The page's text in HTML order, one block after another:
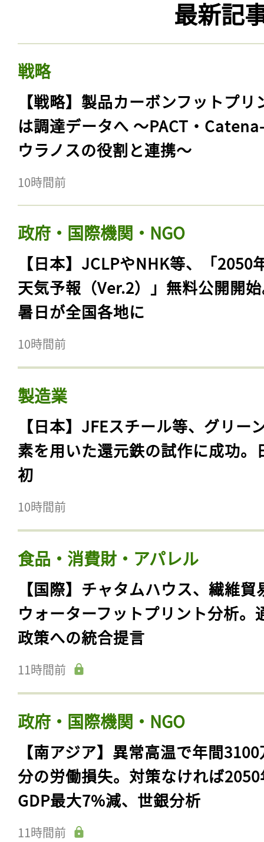
最新記
戦略
【戦略】製品カーボンフットプリ
は調達データへ 〜PACT・
ウラノスの役割と連携〜
10時間前
政府・国際機関・NGO
【日本】JCLPやNHK等、「2050
天気予報（Ver.2）」無料公開開
暑日が全国各地に
10時間前
製造業
【日本】JFEスチール等、グリー
素を用いた還元鉄の試作に成功。
初
10時間前
食品・消費財・アパレル
【国際】チャタムハウス、繊維貿
ウォーターフットプリント分析。
政策への統合提言
11時間前
政府・国際機関・NGO
【南アジア】異常高温で年間
分の労働損失。対策なければ
GDP最大7%減、世銀分析
11時間前